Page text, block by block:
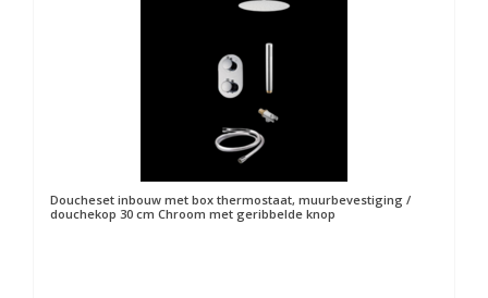
Doucheset inbouw met box thermostaat, muurbevestiging /
douchekop 30 cm Chroom met geribbelde knop